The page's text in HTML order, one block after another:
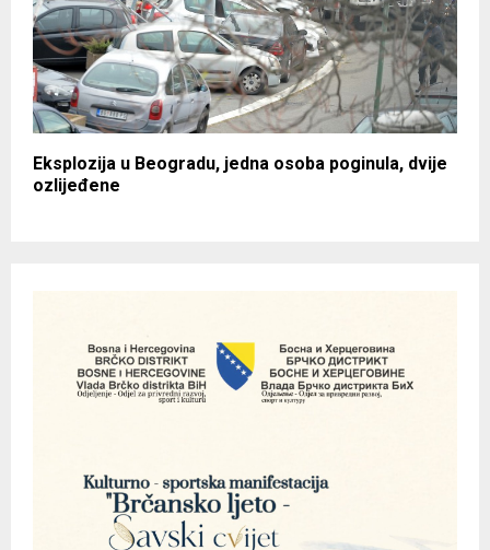
Eksplozija u Beogradu, jedna osoba poginula, dvije
ozlijeđene